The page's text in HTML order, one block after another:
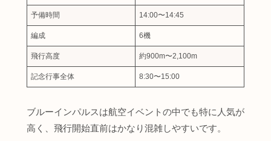
予備時間 14:00〜14:45
編成 6機
飛行高度 約900m〜2,100m
記念行事全体 8:30〜15:00
ブルーインパルスは航空イベントの中でも特に人気が
高く、飛行開始直前はかなり混雑しやすいです。